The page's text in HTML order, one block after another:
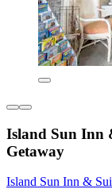
Island Sun Inn
Getaway
Island Sun Inn &